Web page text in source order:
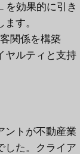
を効果的に引き
す。
関係を構築
ヤルティと支持
ントが不動産業
した。クライア